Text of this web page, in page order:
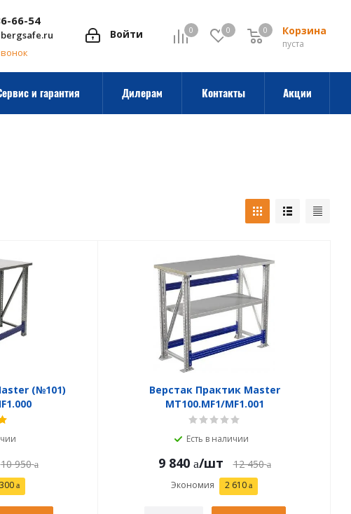
0 0 Корзина
0
пуста
0
Войти
66-54
и гарантия Дилерам Контакты Акции
(№101)
10 950
Верстак Практик Master
MT100.MF1/MF1.001
Есть в наличии
9 840 /шт 12 450
Экономия 2 610